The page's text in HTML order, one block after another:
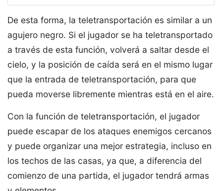
De esta forma, la teletransportación es similar a un
agujero negro. Si el jugador se ha teletransportado
a través de esta función, volverá a saltar desde el
cielo, y la posición de caída será en el mismo lugar
que la entrada de teletransportación, para que
pueda moverse libremente mientras está en el aire.
Con la función de teletransportación, el jugador
puede escapar de los ataques enemigos cercanos
y puede organizar una mejor estrategia, incluso en
los techos de las casas, ya que, a diferencia del
comienzo de una partida, el jugador tendrá armas